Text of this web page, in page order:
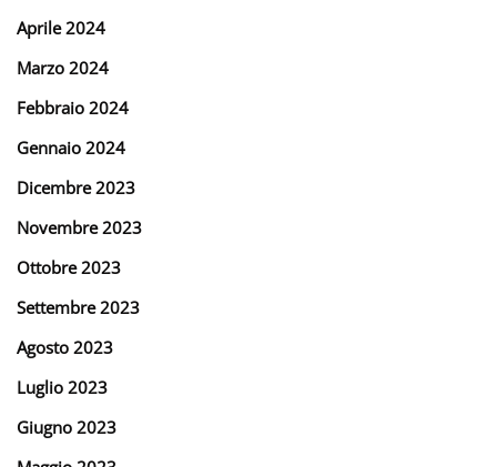
Aprile 2024
Marzo 2024
Febbraio 2024
Gennaio 2024
Dicembre 2023
Novembre 2023
Ottobre 2023
Settembre 2023
Agosto 2023
Luglio 2023
Giugno 2023